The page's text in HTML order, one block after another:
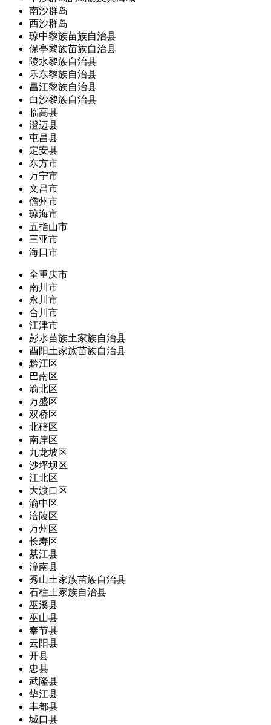
南沙群岛
西沙群岛
琼中黎族苗族自治县
保亭黎族苗族自治县
陵水黎族自治县
乐东黎族自治县
昌江黎族自治县
白沙黎族自治县
临高县
澄迈县
屯昌县
定安县
东方市
万宁市
文昌市
儋州市
琼海市
五指山市
三亚市
海口市
全重庆市
南川市
永川市
合川市
江津市
彭水苗族土家族自治县
酉阳土家族苗族自治县
黔江区
巴南区
渝北区
万盛区
双桥区
北碚区
南岸区
九龙坡区
沙坪坝区
江北区
大渡口区
渝中区
涪陵区
万州区
长寿区
綦江县
潼南县
秀山土家族苗族自治县
石柱土家族自治县
巫溪县
巫山县
奉节县
云阳县
开县
忠县
武隆县
垫江县
丰都县
城口县